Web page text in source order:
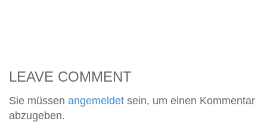
LEAVE COMMENT
Sie müssen angemeldet sein, um einen Kommentar
abzugeben.